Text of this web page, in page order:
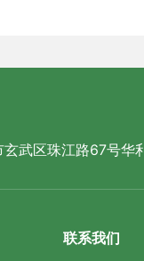
玄武区珠江路67号华
联系我们